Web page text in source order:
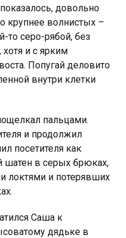
довольно
крупнее волнистых –
то серо-рябой, без
и с ярким
Попугай деловито
внутри клетки
пальцами.
и продолжил
посетителя как
шатен в серых брюках,
локтями и потерявших
Саша к
дядьке в